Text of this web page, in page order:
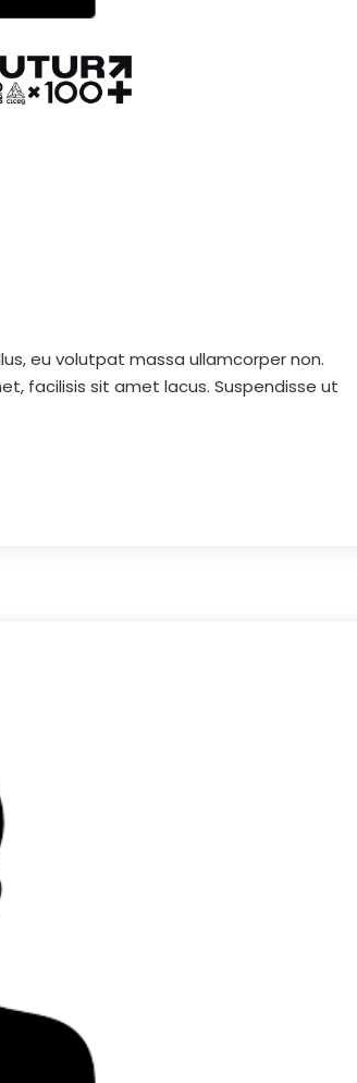
eu volutpat massa ullamcorper non.
facilisis sit amet lacus. Suspendisse ut